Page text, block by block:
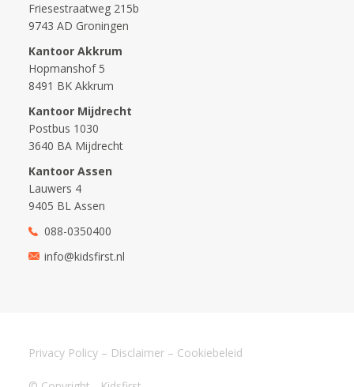
Friesestraatweg 215b
9743 AD Groningen
Kantoor Akkrum
Hopmanshof 5
8491 BK Akkrum
Kantoor Mijdrecht
Postbus 1030
3640 BA Mijdrecht
Kantoor Assen
Lauwers 4
9405 BL Assen
088-0350400
info@kidsfirst.nl
Privacy Policy – Disclaimer – Cookiebeleid